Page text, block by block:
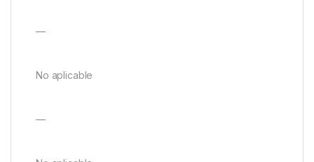
—
No aplicable
—